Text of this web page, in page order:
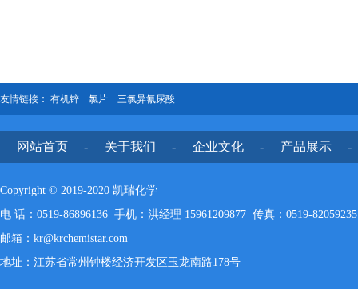
友情链接： 有机锌 氯片 三氯异氰尿酸
-
网站首页 -
关于我们 -
企业文化 -
产品展示
Copyright © 2019-2020 凯瑞化学
电 话：0519-86896136 手机：洪经理 15961209877 传真：0519-82059235
邮箱：kr@krchemistar.com
地址：江苏省常州钟楼经济开发区玉龙南路178号